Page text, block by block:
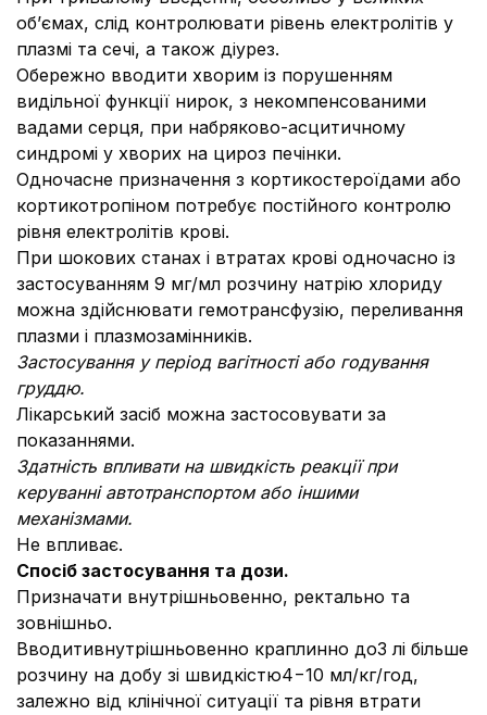
об’ємах, слід контролювати рівень електролітів у
плазмі та сечі, а також діурез.
Обережно вводити хворим із порушенням
видільної функції нирок, з некомпенсованими
вадами серця, при набряково-асцитичному
синдромі у хворих на цироз печінки.
Одночасне призначення з кортикостероїдами або
кортикотропіном потребує постійного контролю
рівня електролітів крові.
При шокових станах і втратах крові одночасно із
застосуванням 9 мг/мл розчину натрію хлориду
можна здійснювати гемотрансфузію, переливання
плазми і плазмозамінників.
Застосування у період вагітності або годування
груддю.
Лікарський засіб можна застосовувати за
показаннями.
Здатність впливати на швидкість реакції при
керуванні автотранспортом або іншими
механізмами.
Не впливає.
Спосіб застосування та дози.
Призначати внутрішньовенно, ректально та
зовнішньо.
Вводитивнутрішньовенно краплинно до3 лі більше
розчину на добу зі швидкістю4−10 мл/кг/год,
залежно від клінічної ситуації та рівня втрати